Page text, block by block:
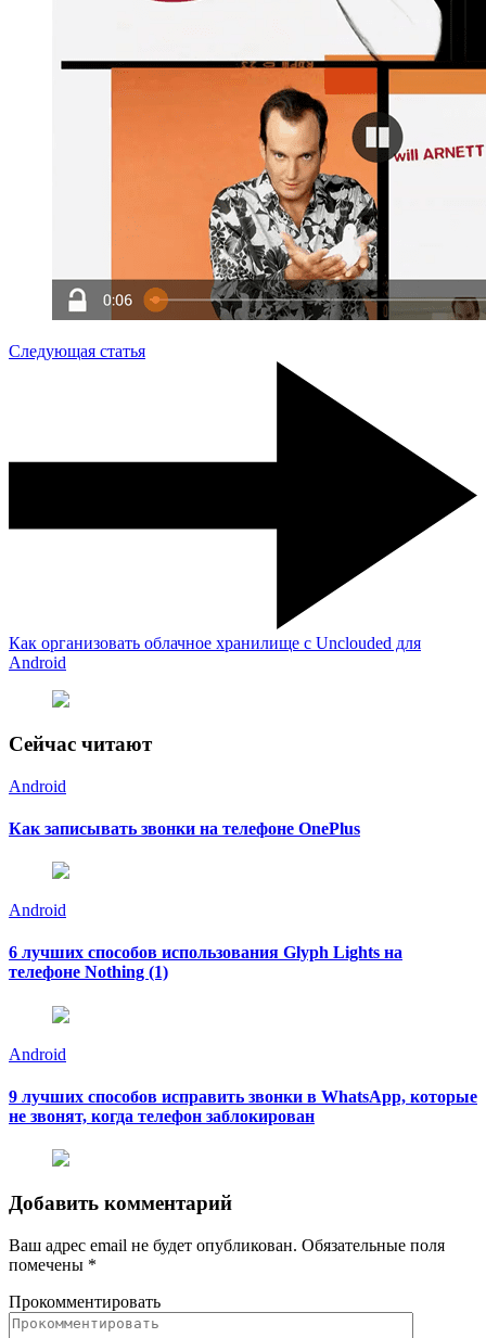
Следующая статья
Как организовать облачное хранилище с Unclouded для
Android
Сейчас читают
Android
Как записывать звонки на телефоне OnePlus
Android
6 лучших способов использования Glyph Lights на
телефоне Nothing (1)
Android
9 лучших способов исправить звонки в WhatsApp, которые
не звонят, когда телефон заблокирован
Добавить комментарий
Ваш адрес email не будет опубликован. Обязательные поля
помечены *
Прокомментировать